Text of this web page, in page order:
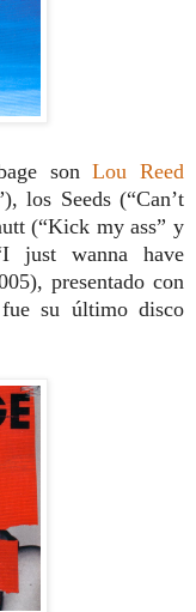
sonLou Reed
los Seeds (“Can’t
(“Kick my ass” y
just wanna have
presentado con
su último disco